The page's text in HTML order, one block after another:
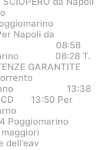
Sarno
Napoli da
08:58
08:28 T.
GARANTITE
Sorrento
13:38
CD 13:50 Per